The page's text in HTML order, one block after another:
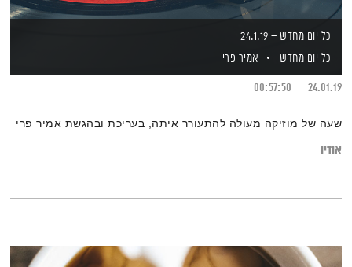
כל יום מחדש – 24.1.19
כל יום מחדש
אמיר פרי
24.01.19
00:57:50
שעה של מוזיקה מעולה להתעורר איתה, בעריכת ובהגשת אמיר פרי
אודיו